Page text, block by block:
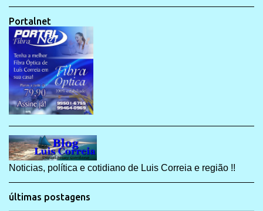
Portalnet
Noticias, política e cotidiano de Luis Correia e região !!
últimas postagens